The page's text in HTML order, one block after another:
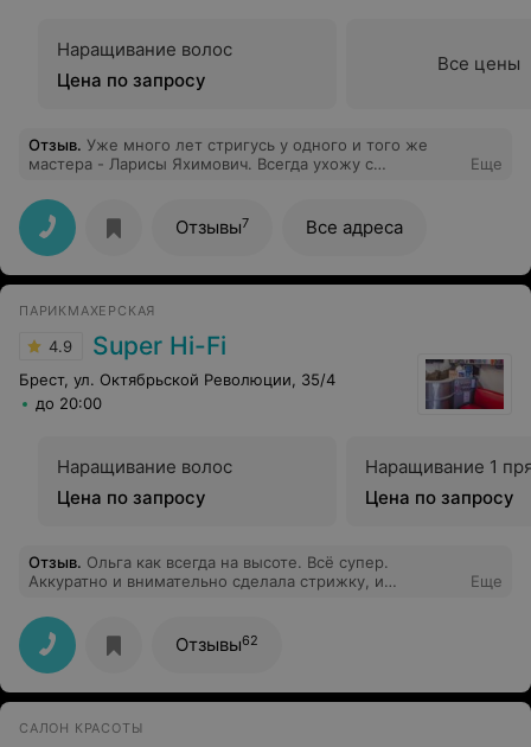
Наращивание волос
Цена по запросу
Все цены
Отзыв. Уже много лет стригусь у одного и того же
мастера - Ларисы Яхимович. Всегда ухожу с
креативной стрижечкой! Приезжала сначала из
Брестского района, а теперь приезжаю за 1300 км и
только к этому мастеру. В этом уютном салоне самые
лучшие и всегда красивые администраторы и мастера!
Спасибо прекрасной Ларисочке❣️
Еще
Отзывы7 Все адреса
ПАРИКМАХЕРСКАЯ
4.9 Super Hi-Fi
Брест, ул. Октябрьской Революции, 35/4
до 20:00
Наращивание волос
Цена по запросу
Наращивание 1
Цена по запросу
Отзыв. Ольга как всегда на высоте. Всё супер.
Аккуратно и внимательно сделала стрижку, и
Приятно стричься, когда мастер профессионально и
качественно делает своё дело.
Еще
Отзывы62
САЛОН КРАСОТЫ